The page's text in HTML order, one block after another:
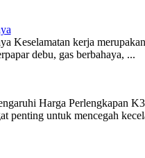
Keselamatan kerja
debu, gas berbahaya, ...
Harga Perlengkapan
penting untuk mencegah